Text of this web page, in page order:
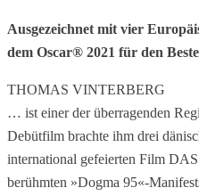
Ausgezeichnet mit vier
dem Oscar® 2021 für den
THOMAS VINTERBERG
… ist einer der überragenden
Debütfilm brachte ihm drei
international gefeierten Film
berühmten »Dogma 95«-